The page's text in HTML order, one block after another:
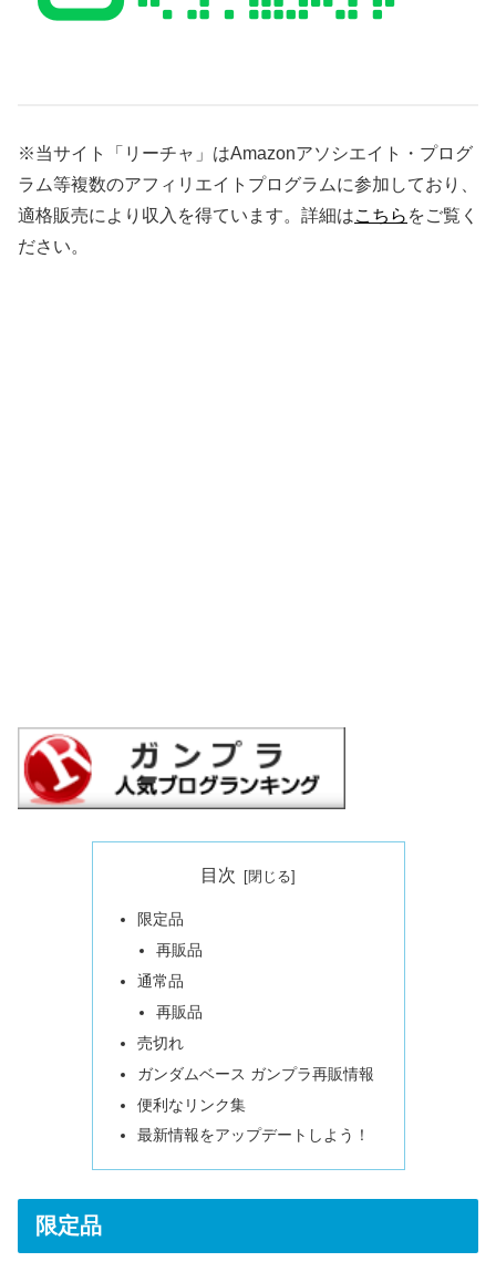
※当サイト「リーチャ」はAmazonアソシエイト・プログ
ラム等複数のアフィリエイトプログラムに参加しており、
適格販売により収入を得ています。詳細はこちら をご覧く
ださい。
目次
限定品
再販品
通常品
再販品
売切れ
ガンダムベース ガンプラ再販情報
便利なリンク集
最新情報をアップデートしよう！
限定品